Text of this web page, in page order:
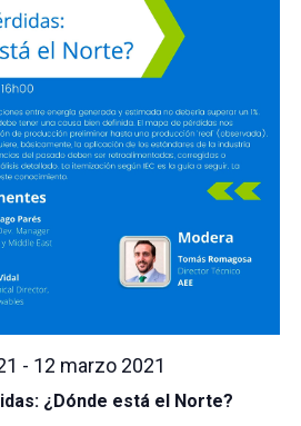
¿Dónde está el Norte?
- 12 marzo 2021